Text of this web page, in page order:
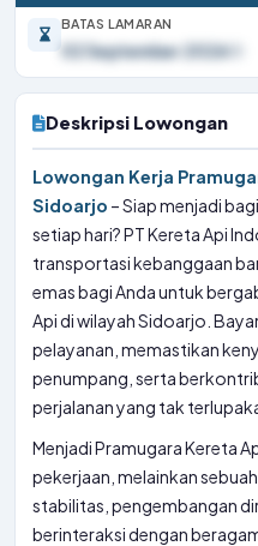
BATAS LAMARAN
02 September 2026
Deskripsi Lowongan
Lowongan Kerja
Sidoarjo – Siap menjadi
setiap hari? PT Kereta Api
transportasi kebanggaan
emas bagi Anda untuk
Api di wilayah Sidoarjo.
pelayanan, memastikan
penumpang, serta
perjalanan yang tak
Menjadi Pramugara Kereta
pekerjaan, melainkan
stabilitas, pengembangan
berinteraksi dengan